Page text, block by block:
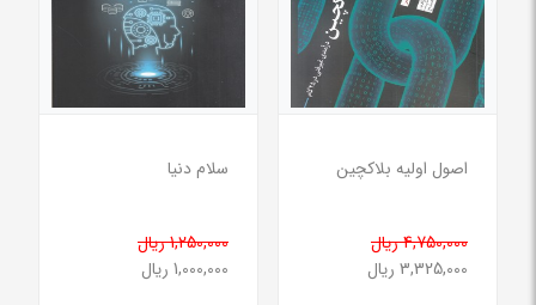
اصول اولیه بلاکچین
4,750,000 ریال
3,325,000 ریال
سلام دنیا
1,250,000 ریال
1,000,000 ریال